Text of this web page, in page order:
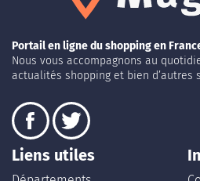
Portail en ligne du shopping en
Nous vous accompagnons au
actualités shopping et bien d’autres
Liens utiles